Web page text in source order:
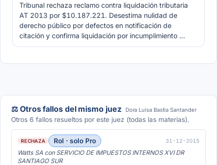
Tribunal rechaza reclamo contra liquidación tributaria
AT 2013 por $10.187.221. Desestima nulidad de
derecho público por defectos en notificación de
citación y confirma liquidación por incumplimiento …
⚖️ Otros fallos del mismo juez Dora Luisa Bastía Santander
Otros 6 fallos resueltos por este juez (todas las materias).
RECHAZA Rol · solo Pro 31-12-2015
Watts SA con SERVICIO DE IMPUESTOS INTERNOS XVI DR
SANTIAGO SUR